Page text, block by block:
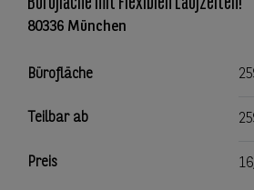
80336 München
Bürofläche
Teilbar ab
Preis